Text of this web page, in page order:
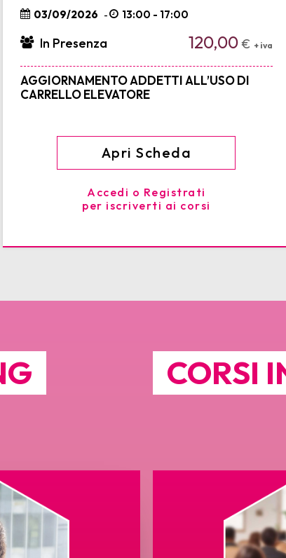
03/09/2026 - 13:00 - 17:00
120,00€ + iva
In Presenza
AGGIORNAMENTO ADDETTI ALL’USO DI
CARRELLO ELEVATORE
Apri Scheda
Accedi o Registrati
per iscriverti ai corsi
CORSI